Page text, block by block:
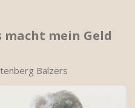
mein Geld
Balzers